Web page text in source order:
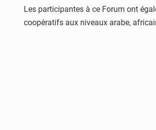
Les participantes à ce Forum ont
coopératifs aux niveaux arabe,